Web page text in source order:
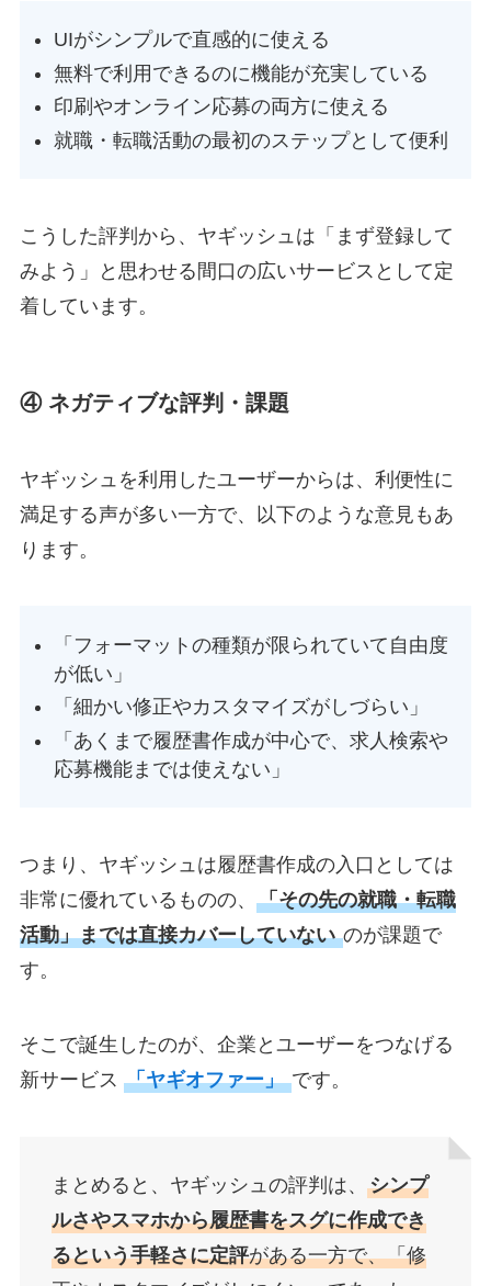
UIがシンプルで直感的に使える
無料で利用できるのに機能が充実している
印刷やオンライン応募の両方に使える
就職・転職活動の最初のステップとして便利
こうした評判から、ヤギッシュは「まず登録して
みよう」と思わせる間口の広いサービスとして定
着しています。
④ ネガティブな評判・課題
ヤギッシュを利用したユーザーからは、利便性に
満足する声が多い一方で、以下のような意見もあ
ります。
「フォーマットの種類が限られていて自由度
が低い」
「細かい修正やカスタマイズがしづらい」
「あくまで履歴書作成が中心で、求人検索や
応募機能までは使えない」
つまり、ヤギッシュは履歴書作成の入口としては
非常に優れているものの、 「その先の就職・転職
活動」までは直接カバーしていない のが課題で
す。
そこで誕生したのが、企業とユーザーをつなげる
新サービス 「ヤギオファー」 です。
まとめると、ヤギッシュの評判は、 シンプ
ルさやスマホから履歴書をスグに作成でき
るという手軽さに定評がある一方で、「修